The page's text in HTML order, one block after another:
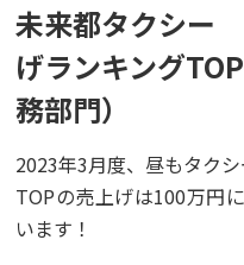
未来都タクシー
げランキング
務部門）
2023年3月度、昼もタク
TOPの売上げは100万円
います！